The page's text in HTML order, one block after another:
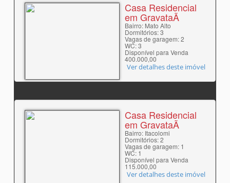
Casa Residencial
em GravataÃ­
Bairro: Mato Alto
Dormitórios: 3
Vagas de garagem: 2
WC: 3
Disponível para Venda
400.000,00
Ver detalhes deste imóvel
Casa Residencial
em GravataÃ­
Bairro: Itacolomi
Dormitórios: 2
Vagas de garagem: 1
WC: 1
Disponível para Venda
115.000,00
Ver detalhes deste imóvel